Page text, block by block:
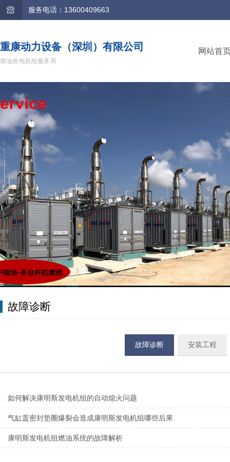
服务电话：13600409663
重康动力设备（深圳）有限公司
柴油发电机组服务商
网站首
故障诊断
故障诊断 安装工程
如何解决康明斯发电机组的自动熄火问题
气缸盖密封垫圈爆裂会造成康明斯发电机组哪些后果
康明斯发电机组燃油系统的故障解析